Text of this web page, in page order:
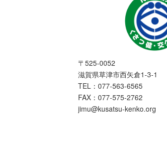
〒525-0052
滋賀県草津市西矢倉1-3-1
TEL：077-563-6565
FAX：077-575-2762
jimu@kusatsu-kenko.org